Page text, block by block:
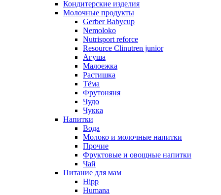
Кондитерские изделия
Молочные продукты
Gerber Babycup
Nemoloko
Nutrisport reforce
Resource Clinutren junior
Агуша
Малоежка
Растишка
Тёма
Фрутоняня
Чудо
Чукка
Напитки
Вода
Молоко и молочные напитки
Прочие
Фруктовые и овощные напитки
Чай
Питание для мам
Hipp
Humana